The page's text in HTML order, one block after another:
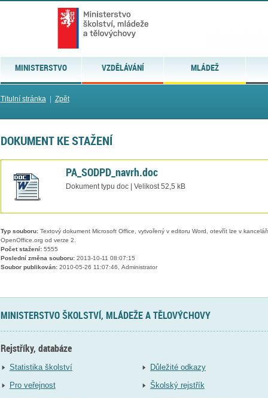
MINISTERSTVO VZDĚLÁVÁNÍ MLÁDEŽ
Titulní stránka| Zpět
DOKUMENT KE STAŽENÍ
PA_SODPD_navrh.doc
Dokument typu doc | Velikost 52,5 kB
Typ souboru:Textový dokument Microsoft Office, vytvořený v editoru Word, otevřít lze v
OpenOffice.org od verze 2.
Počet stažení:5555
Poslední změna souboru:2013-10-11 08:07:15
Soubor publikován:2010-05-26 11:07:46, Administrator
MINISTERSTVO ŠKOLSTVÍ, MLÁDEŽE A TĚLOVÝCHOVY
Rejstříky, databáze
Statistika školství
Pro veřejnost
Důležité odkazy
Školský rejstřík